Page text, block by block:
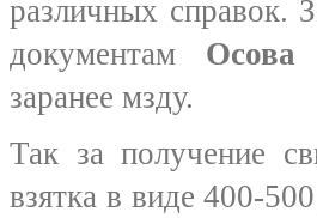
различных справок.
документам Осова
заранее мзду.
Так за получение
взятка в виде 400-